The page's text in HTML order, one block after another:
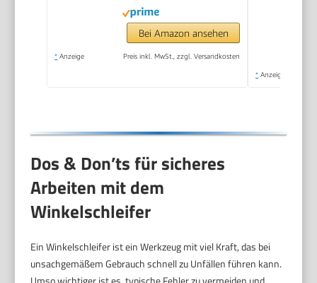
Bei Amazon ansehen
* Anzeige Preis inkl. MwSt., zzgl. Versandkosten
* Anzeige
Dos & Don’ts für sicheres
Arbeiten mit dem
Winkelschleifer
Ein Winkelschleifer ist ein Werkzeug mit viel Kraft, das bei
unsachgemäßem Gebrauch schnell zu Unfällen führen kann.